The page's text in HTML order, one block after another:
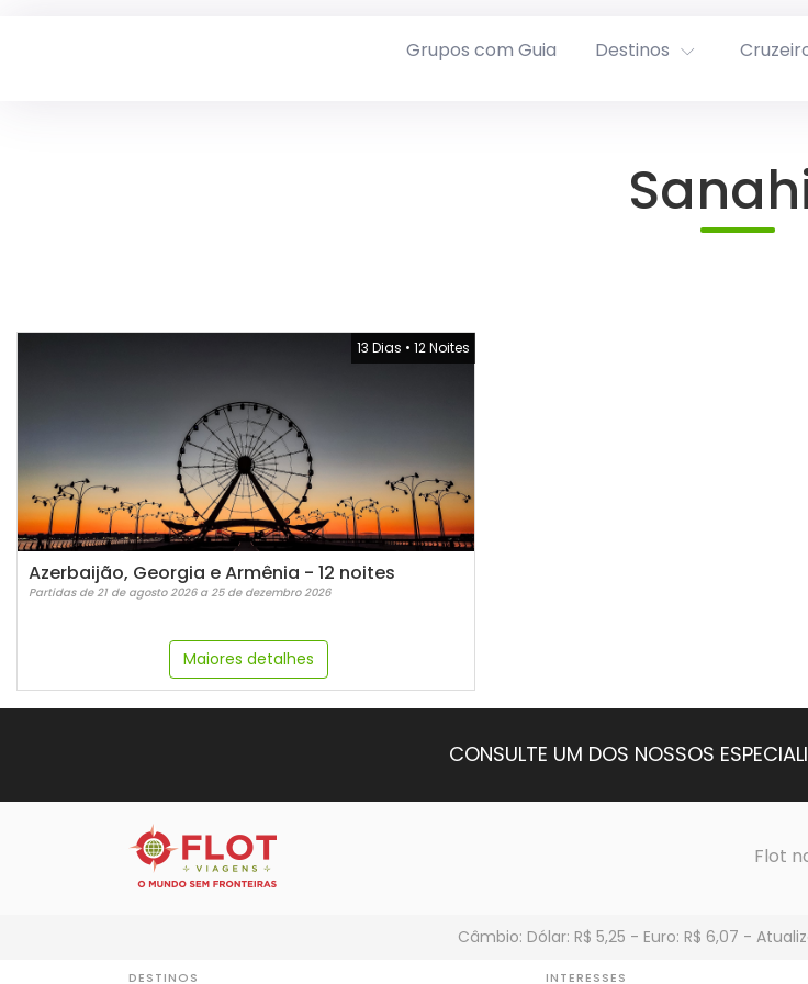
Grupos com Guia Destinos
13 Dias • 12 Noites
Azerbaijão, Georgia e Armênia - 12 noites
Partidas de 21 de agosto 2026 a 25 de dezembro 2026
Maiores detalhes
CONSULTE UM DOS NOSSOS
Flot
Câmbio: Dólar: R$ 5,25 - Euro: R$ 6,07 -
DESTINOS INTERESSES